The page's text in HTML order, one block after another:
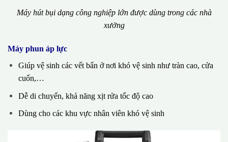
Máy hút bụi dạng công nghiệp lớn được dùng trong các nhà
xưởng
Máy phun áp lực
Giúp vệ sinh các vết bẩn ở nơi khó vệ sinh như tràn cao, cửa
cuốn,…
Dễ di chuyển, khả năng xịt rửa tốc độ cao
Dùng cho các khu vực nhân viên khó vệ sinh